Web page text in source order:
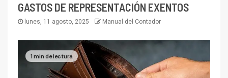
GASTOS DE REPRESENTACIÓN EXENTOS
lunes, 11 agosto, 2025 Manual del Contador
1 min de lectura